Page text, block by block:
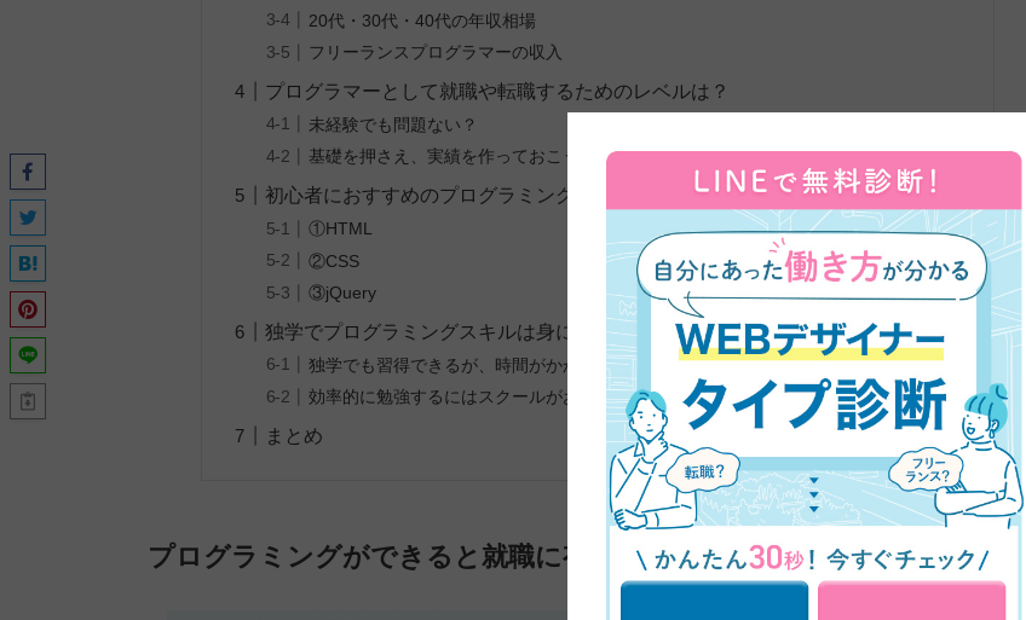
20代・30代・40代の年収相場
フリーランスプログラマーの収入
プログラマーとして就職や転職するためのレベルは？
未経験でも問題ない？
基礎を押さえ、実績を作っておこう
初心者におすすめのプログラミング言語
①HTML
②CSS
③jQuery
独学でプログラミングスキルは身につくのか
独学でも習得できるが、時間がかかる
効率的に勉強するにはスクールがおすすめ
まとめ
プログラミングができると就職に有利な3つの理由